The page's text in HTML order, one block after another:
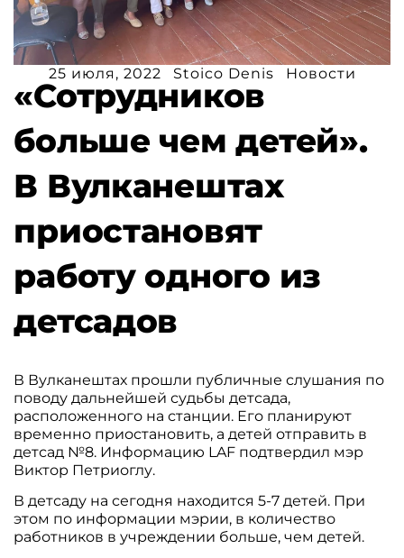
25 июля, 2022 Stoico Denis Новости
«Сотрудников
больше чем детей».
В Вулканештах
приостановят
работу одного из
детсадов
В Вулканештах прошли публичные слушания по
поводу дальнейшей судьбы детсада,
расположенного на станции. Его планируют
временно приостановить, а детей отправить в
детсад №8. Информацию LAF подтвердил мэр
Виктор Петриоглу.
В детсаду на сегодня находится 5-7 детей. При
этом по информации мэрии, в количество
работников в учреждении больше, чем детей.